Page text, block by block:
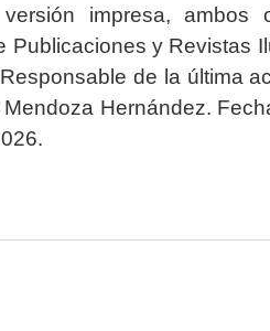
impresa, ambos
Publicaciones y Revistas
de la última
Mendoza Hernández.